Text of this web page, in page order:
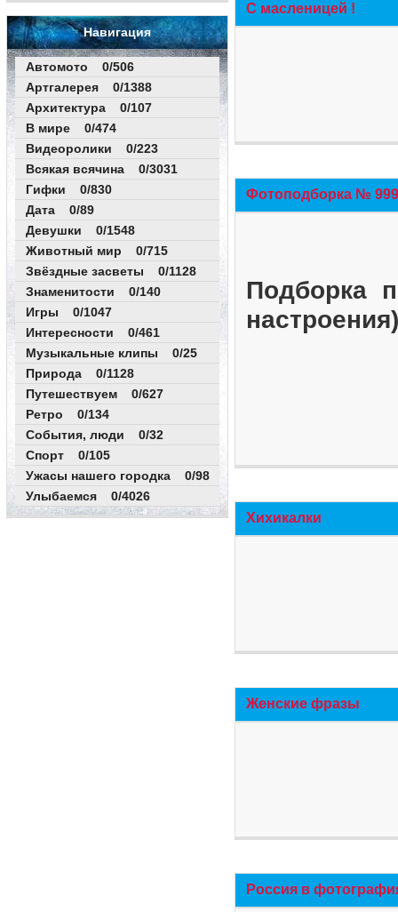
Навигация
Автомото 0/506
Артгалерея 0/1388
Архитектура 0/107
В мире 0/474
Видеоролики 0/223
Всякая всячина 0/3031
Гифки 0/830
Дата 0/89
Девушки 0/1548
Животный мир 0/715
Звёздные засветы 0/1128
Знаменитости 0/140
Игры 0/1047
Интересности 0/461
Музыкальные клипы 0/25
Природа 0/1128
Путешествуем 0/627
Ретро 0/134
События, люди 0/32
Спорт 0/105
Ужасы нашего городка 0/98
Улыбаемся 0/4026
С масленицей !
Фотоподборка №
Подборка
Хихикалки
Женские фразы
Россия в